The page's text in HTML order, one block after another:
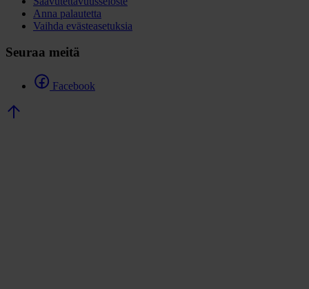
Anna palautetta
Vaihda evästeasetuksia
Seuraa meitä
Facebook